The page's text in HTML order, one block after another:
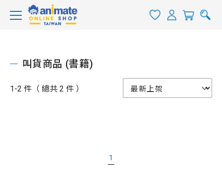
叫貨商品 (書籍)
1-2 件（ 總共 2 件 ）
1